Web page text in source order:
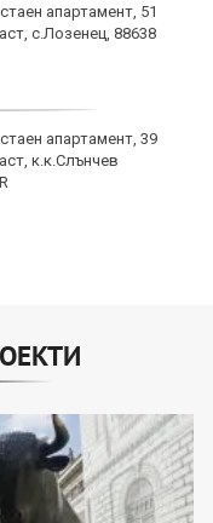
апартамент, 51
с.Лозенец, 88638
апартамент, 39
к.к.Слънчев